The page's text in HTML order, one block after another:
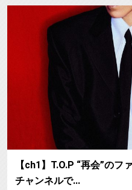
【ch1】T.O.P “再会”の
チャンネルで…